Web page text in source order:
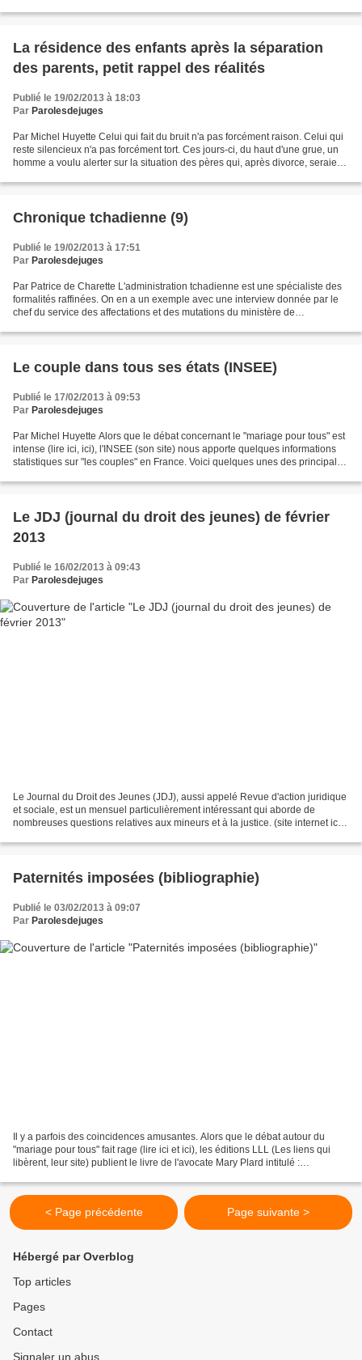
La résidence des enfants après la séparation
des parents, petit rappel des réalités
Publié le 19/02/2013 à 18:03
Par Parolesdejuges
Par Michel Huyette Celui qui fait du bruit n'a pas forcément raison. Celui qui
reste silencieux n'a pas forcément tort. Ces jours-ci, du haut d'une grue, un
homme a voulu alerter sur la situation des pères qui, après divorce, seraient
Chronique tchadienne (9)
Publié le 19/02/2013 à 17:51
Par Parolesdejuges
Par Patrice de Charette L'administration tchadienne est une spécialiste des
formalités raffinées. On en a un exemple avec une interview donnée par le
chef du service des affectations et des mutations du ministère de
Le couple dans tous ses états (INSEE)
Publié le 17/02/2013 à 09:53
Par Parolesdejuges
Par Michel Huyette Alors que le débat concernant le "mariage pour tous" est
intense (lire ici, ici), l'INSEE (son site) nous apporte quelques informations
statistiques sur "les couples" en France. Voici quelques unes des principales
Le JDJ (journal du droit des jeunes) de février
2013
Publié le 16/02/2013 à 09:43
Par Parolesdejuges
Le Journal du Droit des Jeunes (JDJ), aussi appelé Revue d'action juridique
et sociale, est un mensuel particulièrement intéressant qui aborde de
nombreuses questions relatives aux mineurs et à la justice. (site internet ici)
Paternités imposées (bibliographie)
Publié le 03/02/2013 à 09:07
Par Parolesdejuges
Il y a parfois des coincidences amusantes. Alors que le débat autour du
"mariage pour tous" fait rage (lire ici et ici), les éditions LLL (Les liens qui
libèrent, leur site) publient le livre de l'avocate Mary Plard intitulé :
< Page précédente Page suivante >
Hébergé par Overblog
Top articles
Pages
Contact
Signaler un abus